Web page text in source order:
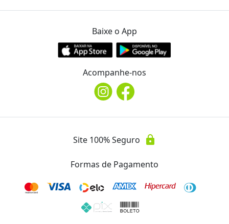
Baixe o App
Acompanhe-nos
Site 100% Seguro lock
Formas de Pagamento